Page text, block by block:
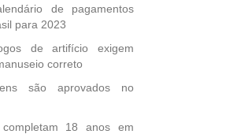
de pagamentos
para 2023
de artifício exigem
correto
são aprovados no
18 anos em